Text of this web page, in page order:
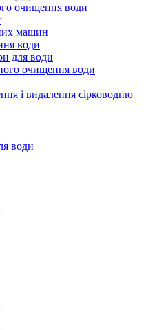
очищення води
машин
води
для води
очищення води
і видалення сірководню
води